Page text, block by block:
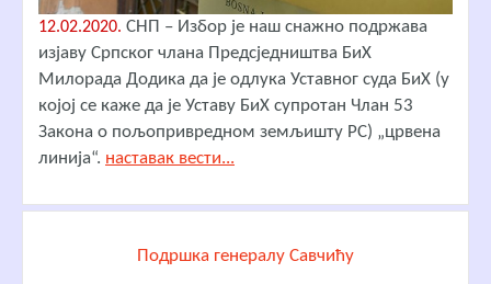
12.02.2020. СНП – Избор је наш снажно подржава
изјаву Српског члана Предсједништва БиХ
Милорада Додика да је одлука Уставног суда БиХ (у
којој се каже да је Уставу БиХ супротан Члан 53
Закона о пољопривредном земљишту РС) „црвена
линија“. наставак вести...
Подршка генералу Савчићу